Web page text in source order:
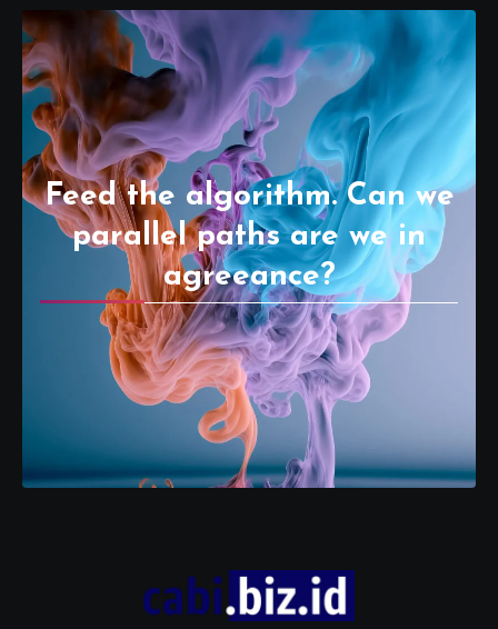
Feed the algorithm. Can we
parallel paths are we in
agreeance?